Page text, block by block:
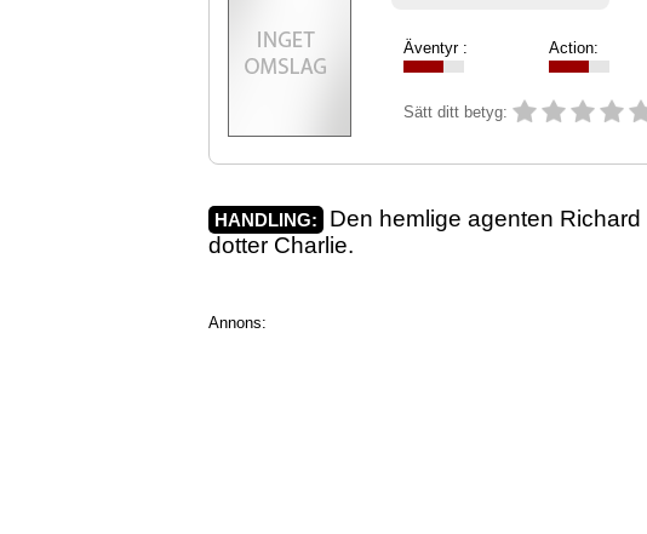
Äventyr : Action:
Sätt ditt betyg:
HANDLING:
Den hemlige agenten
dotter Charlie.
Annons: